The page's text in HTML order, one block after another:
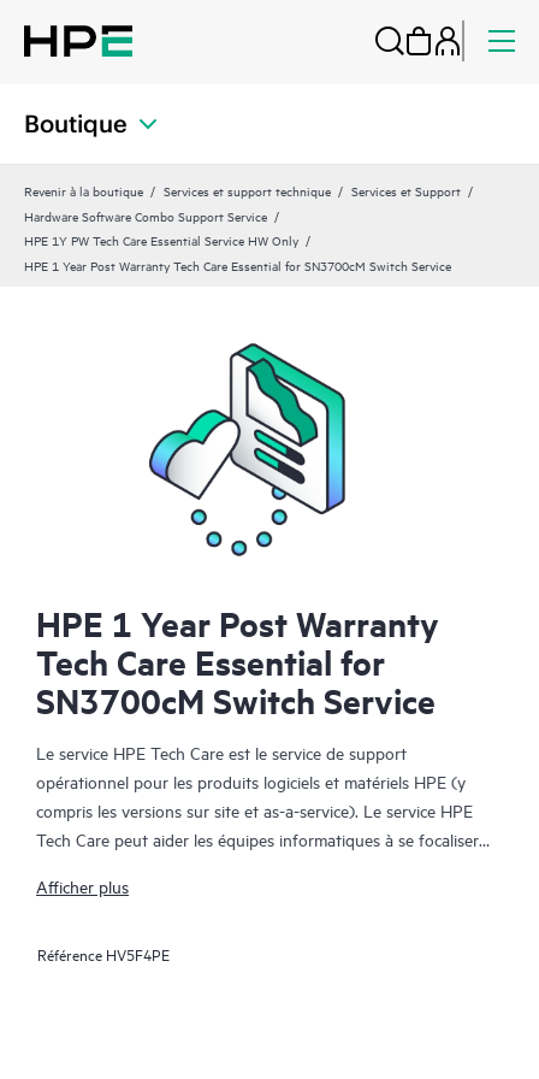
Boutique
Revenir à la boutique Services et support technique
Services et Support
Hardware Software Combo Support Service
HPE 1Y PW Tech Care Essential Service HW Only
HPE 1 Year Post Warranty Tech Care Essential for SN3700cM Switch Service
HPE 1 Year Post Warranty
Tech Care Essential for
SN3700cM Switch Service
Le service HPE Tech Care est le service de support
opérationnel pour les produits logiciels et matériels HPE (y
compris les versions sur site et as-a-service). Le service HPE
Tech Care peut aider les équipes informatiques à se focaliser
chercher proactivement de meilleures méthodes de travail,
Afficher plus
Référence HV5F4PE